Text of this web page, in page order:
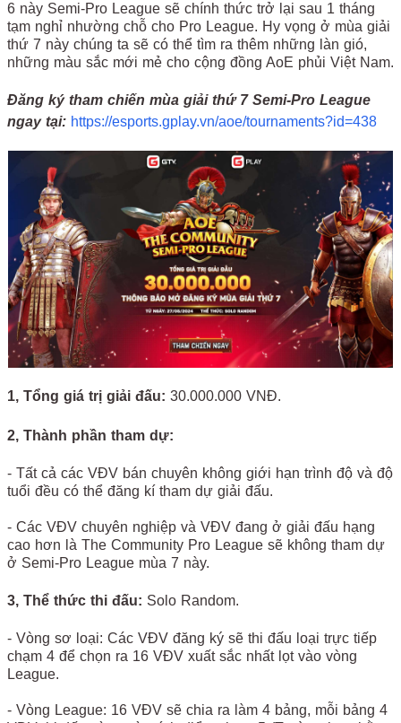
6 này Semi-Pro League sẽ chính thức trở lại sau 1 tháng
tạm nghỉ nhường chỗ cho Pro League. Hy vọng ở mùa giải
thứ 7 này chúng ta sẽ có thể tìm ra thêm những làn gió,
những màu sắc mới mẻ cho cộng đồng AoE phủi Việt Nam.
Đăng ký tham chiến mùa giải thứ 7 Semi-Pro League
ngay tại: https://esports.gplay.vn/aoe/tournaments?id=438
1, Tổng giá trị giải đấu: 30.000.000 VNĐ.
2, Thành phần tham dự:
- Tất cả các VĐV bán chuyên không giới hạn trình độ và độ
tuổi đều có thể đăng kí tham dự giải đấu.
- Các VĐV chuyên nghiệp và VĐV đang ở giải đấu hạng
cao hơn là The Community Pro League sẽ không tham dự
ở Semi-Pro League mùa 7 này.
3, Thể thức thi đấu: Solo Random.
- Vòng sơ loại: Các VĐV đăng ký sẽ thi đấu loại trực tiếp
chạm 4 để chọn ra 16 VĐV xuất sắc nhất lọt vào vòng
League.
- Vòng League: 16 VĐV sẽ chia ra làm 4 bảng, mỗi bảng 4